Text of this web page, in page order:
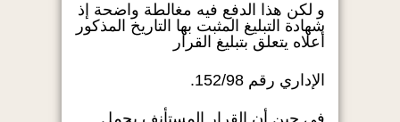
و لكن هذا الدفع فيه مغالطة واضحة إذ
شهادة التبليغ المثبت بها التاريخ المذكور
أعلاه يتعلق بتبليغ القرار
الإداري رقم 152/98.
في حين أن القرار المستأنف يحمل